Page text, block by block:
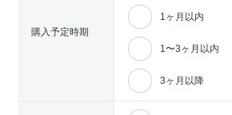
購入予定時期
1ヶ月以内
1〜3ヶ月以内
3ヶ月以降